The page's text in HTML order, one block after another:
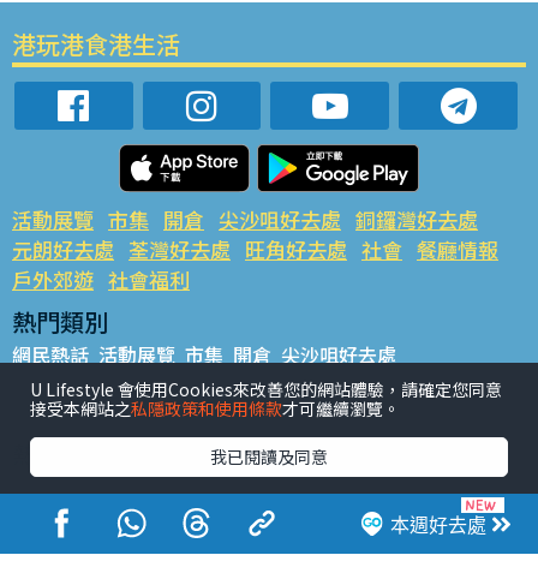
本週好去處
港玩港食港生活
活動展覽 市集 開倉 尖沙咀好去處 銅鑼灣好去處
元朗好去處 荃灣好去處 旺角好去處 社會 餐廳情報
戶外郊遊 社會福利
熱門類別
網民熱話 活動展覽 市集 開倉 尖沙咀好去處
銅鑼灣好去處 元朗好去處 荃灣好去處 旺角好去處 社會
餐廳情報 戶外郊遊
熱門標籤
#UGO搵好去處 #人氣活動推介 #美食社群熱話
#親子玩樂好去處
#ULifestyle應用程式
#限時搶
#UJetso禮物放送
#ULifestyle商戶中心 #著數 #網絡熱話
U Lifestyle 會使用Cookies來改善您的網站體驗，請確定您同意
接受本網站之私隱政策和使用條款才可繼續瀏覽。
我已閱讀及同意